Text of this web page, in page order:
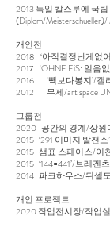
2013 독일 칼스루에 국
(Diplom/
개인전
2018 ‘아직결정난게없
2017 ‘OHNE EiS: 얼음
2016 ‘빽보다봉지’/갤
2012 무제/art space
그룹전
2020 공간의 경계/상원
2015 ‘291 이미지 발전
2015 샘표 스페이스/이
2015 ‘144=441’/브레겐
2014 파크하우스/뒤셀
개인 프로젝트
2020 작업전시장/작업